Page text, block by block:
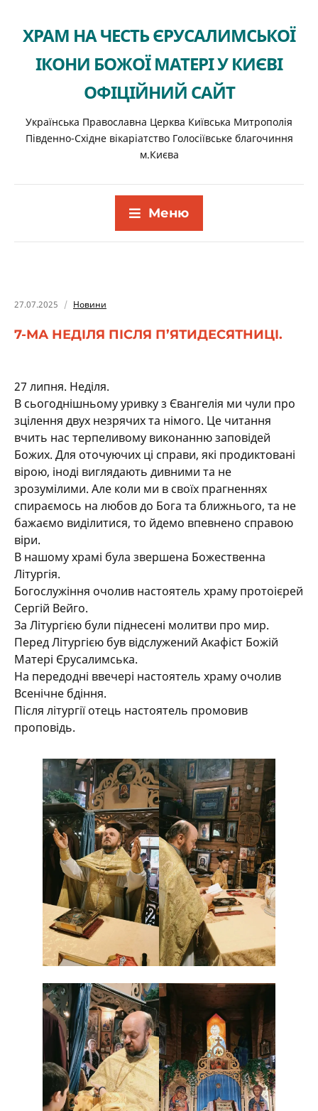
ХРАМ НА ЧЕСТЬ ЄРУСАЛИМСЬКОЇ
ІКОНИ БОЖОЇ МАТЕРІ У КИЄВІ
ОФІЦІЙНИЙ САЙТ
Українська Православна Церква Київська Митрополія
Південно-Східне вікаріатство Голосіївське благочиння
м.Києва
Меню
27.07.2025 Новини
7-МА НЕДІЛЯ ПІСЛЯ П’ЯТИДЕСЯТНИЦІ.
27 липня. Неділя.
В сьогоднішньому уривку з Євангелія ми чули про
зцілення двух незрячих та німого. Це читання
вчить нас терпеливому виконанню заповідей
Божих. Для оточуючих ці справи, які продиктовані
вірою, іноді виглядають дивними та не
зрозумілими. Але коли ми в своїх прагненнях
спираємось на любов до Бога та ближнього, та не
бажаємо виділитися, то йдемо впевнено справою
віри.
В нашому храмі була звершена Божественна
Літургія.
Богослужіння очолив настоятель храму протоієрей
Сергій Вейго.
За Літургією були піднесені молитви про мир.
Перед Літургією був відслужений Акафіст Божій
Матері Єрусалимська.
На передодні ввечері настоятель храму очолив
Всенічне бдіння.
Після літургії отець настоятель промовив
проповідь.